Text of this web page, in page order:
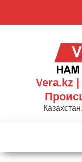
Vera.kz